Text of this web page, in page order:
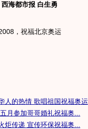
西海都市报 白生勇
，祝福北京奥运
人的热情 歌唱祖国祝福奥运
月参加哥哥婚礼祝福奥...
炬传递 宣传环保祝福奥...